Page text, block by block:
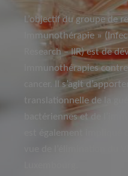
L’objectif du groupe de
Immunothérapie »
Research – IIR) est de
immunothérapies
cancer. Il s’agit
translationnelle de la
bactériennes et de
est également impliqué